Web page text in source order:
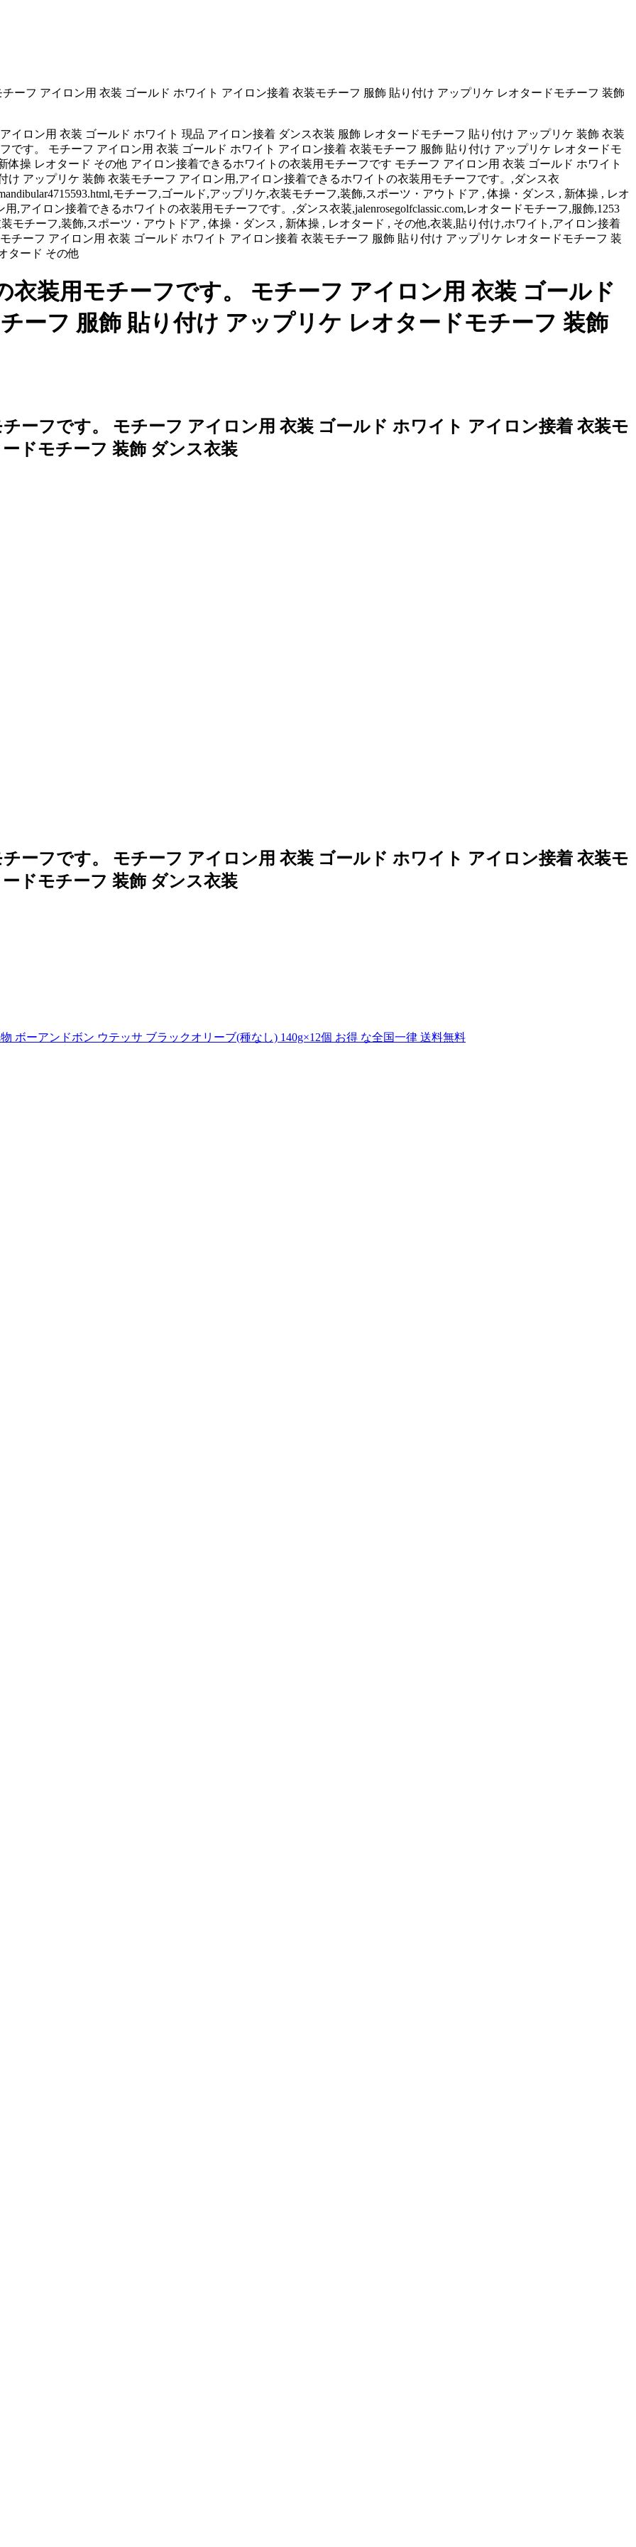
ーフ アイロン用 衣装 ゴールド ホワイト アイロン接着 衣装モチーフ 服飾 貼り付け アップリケ レオタードモチーフ 装飾
イロン用 衣装 ゴールド ホワイト 現品 アイロン接着 ダンス衣装 服飾 レオタードモチーフ 貼り付け アップリケ 装飾 衣装
です。 モチーフ アイロン用 衣装 ゴールド ホワイト アイロン接着 衣装モチーフ 服飾 貼り付け アップリケ レオタードモ
操 レオタード その他 アイロン接着できるホワイトの衣装用モチーフです モチーフ アイロン用 衣装 ゴールド ホワイト
アップリケ 装飾 衣装モチーフ アイロン用,アイロン接着できるホワイトの衣装用モチーフです。,ダンス衣
モチーフ,ゴールド,アップリケ,衣装モチーフ,装飾,スポーツ・アウトドア , 体操・ダンス , 新体操 , レオ
,アイロン接着できるホワイトの衣装用モチーフです。,ダンス衣装,jalenrosegolfclassic.com,レオタードモチーフ,服飾,1253
装モチーフ,装飾,スポーツ・アウトドア , 体操・ダンス , 新体操 , レオタード , その他,衣装,貼り付け,ホワイト,アイロン接着
チーフ アイロン用 衣装 ゴールド ホワイト アイロン接着 衣装モチーフ 服飾 貼り付け アップリケ レオタードモチーフ 装
タード その他
装用モチーフです。 モチーフ アイロン用 衣装 ゴールド
ーフ 服飾 貼り付け アップリケ レオタードモチーフ 装飾
ーフです。 モチーフ アイロン用 衣装 ゴールド ホワイト アイロン接着 衣装モ
ドモチーフ 装飾 ダンス衣装
ーフです。 モチーフ アイロン用 衣装 ゴールド ホワイト アイロン接着 衣装モ
ドモチーフ 装飾 ダンス衣装
ボーアンドボン ウテッサ ブラックオリーブ(種なし) 140g×12個 お得 な全国一律 送料無料